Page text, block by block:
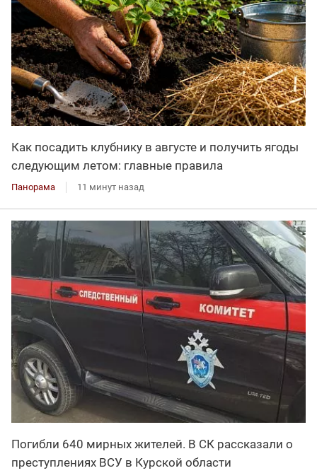
Как посадить клубнику в августе и получить ягоды
следующим летом: главные правила
Панорама 11 минут назад
Погибли 640 мирных жителей. В СК рассказали о
преступлениях ВСУ в Курской области